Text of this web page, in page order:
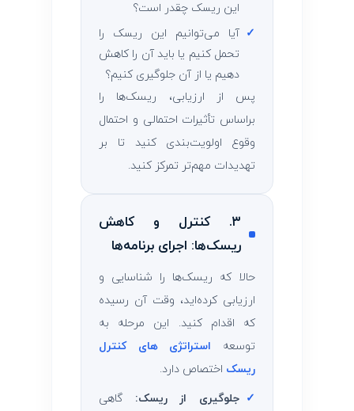
این ریسک چقدر است؟
✓ آیا می‌توانیم این ریسک را
تحمل کنیم یا باید آن را کاهش
دهیم یا از آن جلوگیری کنیم؟
پس از ارزیابی، ریسک‌ها را
براساس تأثیرات احتمالی و احتمال
وقوع اولویت‌بندی کنید تا بر
تهدیدات مهم‌تر تمرکز کنید.
۳. کنترل و کاهش
ریسک‌ها: اجرای برنامه‌ها
حالا که ریسک‌ها را شناسایی و
ارزیابی کرده‌اید، وقت آن رسیده
که اقدام کنید. این مرحله به
توسعه استراتژی‌ های کنترل
ریسک اختصاص دارد.
✓ جلوگیری از ریسک: گاهی